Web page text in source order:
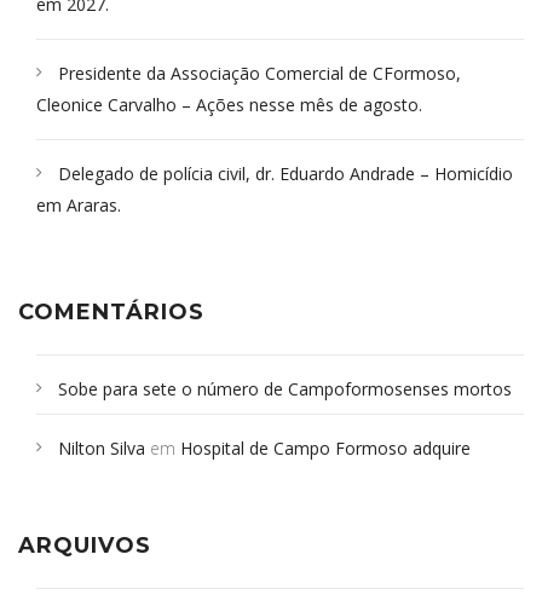
Presidente da Associação Comercial de CFormoso,
Cleonice Carvalho – Ações nesse mês de agosto.
Delegado de polícia civil, dr. Eduardo Andrade – Homicídio
em Araras.
COMENTÁRIOS
Sobe para sete o número de Campoformosenses mortos
Campoformosenses que morreram em desabamentos são
Nilton Silva em Hospital de Campo Formoso adquire
ARQUIVOS